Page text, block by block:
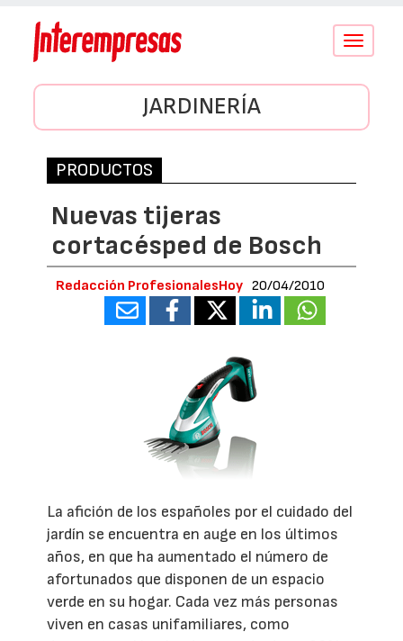
Conmutar
JARDINERÍA
PRODUCTOS
Nuevas tijeras
cortacésped de Bosch
Redacción ProfesionalesHoy 20/04/2010
La afición de los españoles por el cuidado del
jardín se encuentra en auge en los últimos
años, en que ha aumentado el número de
afortunados que disponen de un espacio
verde en su hogar. Cada vez más personas
viven en casas unifamiliares, como